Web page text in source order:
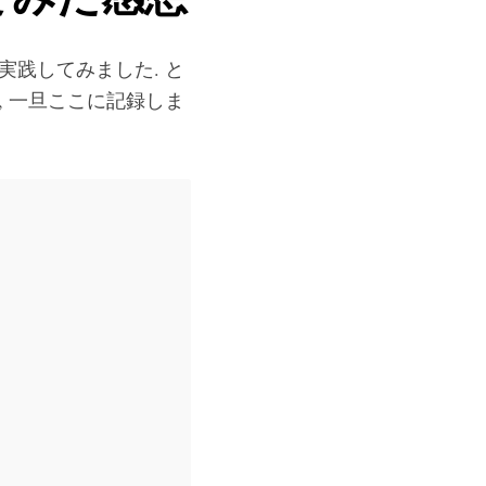
践してみました. と
旦ここに記録しま